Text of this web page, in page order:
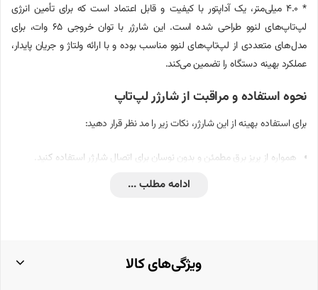
* 4.0 میلی‌متر، یک آداپتور با کیفیت و قابل اعتماد است که برای تأمین انرژی
لپ‌تاپ‌های لنوو طراحی شده است. این شارژر با توان خروجی 65 وات، برای
مدل‌های متعددی از لپ‌تاپ‌های لنوو مناسب بوده و با ارائه ولتاژ و جریان پایدار،
عملکرد بهینه دستگاه را تضمین می‌کند.
نحوه استفاده و مراقبت از شارژر لپ‌تاپ
برای استفاده بهینه از این شارژر، نکات زیر را مد نظر قرار دهید:
همواره از پریز برق مطمئن و بدون نوسان برای اتصال شارژر استفاده کنید.
از پیچاندن یا خم کردن بیش از حد کابل شارژر خودداری کنید تا از آسیب به
ادامه مطلب ...
ویژگی‌های کالا